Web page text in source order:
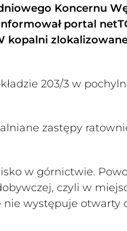
Koncernu
portal
kopalni
203/3 w
zastępy
w górnictwie.
czyli w
występuje otwarty